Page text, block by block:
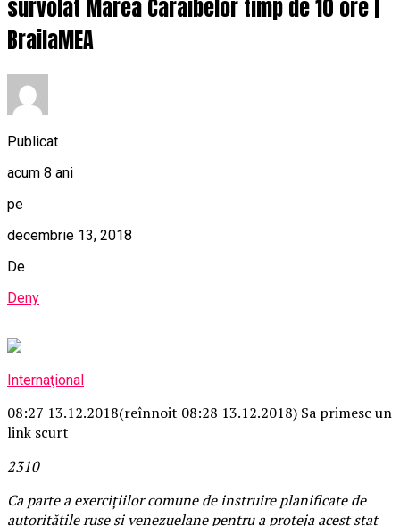
survolat Marea Caraibelor timp de 10 ore |
BrailaMEA
Publicat
acum 8 ani
pe
decembrie 13, 2018
De
Deny
Internaţional
08:27 13.12.2018(reînnoit 08:28 13.12.2018) Sa primesc un
link scurt
2310
Ca parte a exercițiilor comune de instruire planificate de
autoritățile ruse și venezuelane pentru a proteja acest stat